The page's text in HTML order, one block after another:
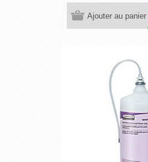
Ajouter au panier